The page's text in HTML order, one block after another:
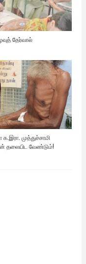
தேர்வால்
க.இரா. முத்துச்சாமி
தலையிட வேண்டும்!